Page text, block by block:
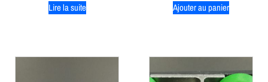
Lire la suite Ajouter au panier